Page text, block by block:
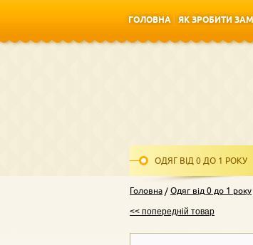
ГОЛОВНА
ЯК ЗРОБИТИ
ОДЯГ ВІД 0 ДО 1 РОКУ
Головна Одяг від 0 до 1 року
<< попередній товар